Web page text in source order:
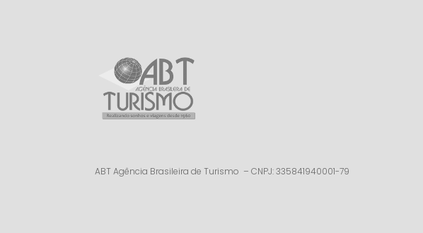
ABT Agência Brasileira de Turismo – CNPJ: 335841940001-79